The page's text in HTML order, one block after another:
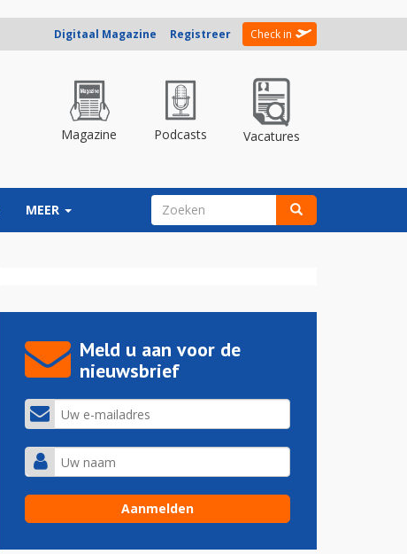
Digitaal Magazine Registreer Check in
Magazine Podcasts Vacatures
MEER ZOEKVELD
Meld u aan voor de
nieuwsbrief